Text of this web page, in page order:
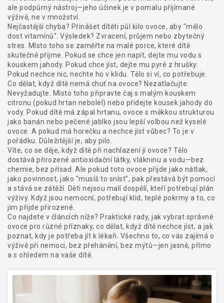
ale podpůrný nástroj—jeho účinek je v pomalu přijímané
výživě, ne v množství.
Nejčastější chyba? Přinášet dítěti půl kilo ovoce, aby "mělo
dost vitamínů". Výsledek? Zvracení, průjem nebo zbytečný
stres. Místo toho se zaměřte na malé porce, které dítě
skutečně přijme. Pokud se chce jen napít, dejte mu vodu s
kouskem jahody. Pokud chce jíst, dejte mu pyré z hrušky.
Pokud nechce nic, nechte ho v klidu. Tělo si ví, co potřebuje.
Co dělat, když dítě nemá chuť na ovoce? Nezatlačujte.
Nevyžadujte. Místo toho připravte čaj s malým kouskem
citronu (pokud hrtan nebolel) nebo přidejte kousek jahody do
vody. Pokud dítě má zápal hrtanu, ovoce s měkkou strukturou
jako banán nebo pečené jablko jsou lepší volbou než kyselé
ovoce. A pokud má horečku a nechce jíst vůbec? To je v
pořádku. Důležitější je, aby pilo.
Víte, co se děje, když dítě při nachlazení jí ovoce? Tělo
dostává přirozené antioxidační látky, vlákninu a vodu—bez
chemie, bez přísad. Ale pokud toto ovoce přijde jako nátlak,
jako povinnost, jako "musíš to sníst", pak přestává být pomocí
a stává se zátěží. Děti nejsou malí dospělí, kteří potřebují plán
výživy. Když jsou nemocní, potřebují klid, teplé pokrmy a to, co
jim přijde přirozené.
Co najdete v článcích níže? Praktické rady, jak vybrat správné
ovoce pro různé příznaky, co dělat, když dítě nechce jíst, a jak
poznat, kdy je potřeba jít k lékaři. Všechno to, co vás zajímá o
výživě při nemoci, bez přehánění, bez mýtů—jen jasně, přímo
a s ohledem na vaše dítě.